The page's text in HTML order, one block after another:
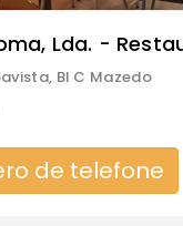
Lda. -
Bl C Mazedo
de telefone